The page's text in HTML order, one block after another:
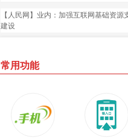
常用功能
【人民网】业内：加强互联网基础资源
建设